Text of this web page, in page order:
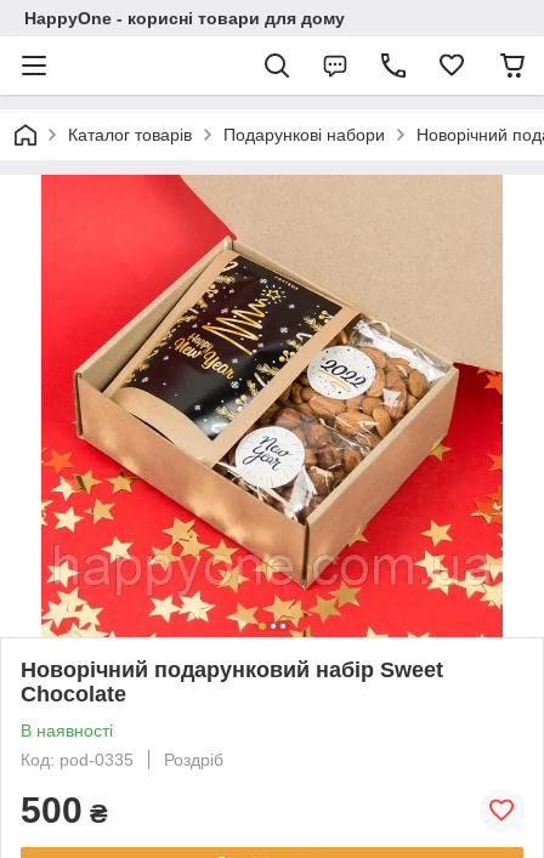
HappyOne - корисні товари для дому
Каталог товарів Подарункові набори Новорічний
Новорічний подарунковий набір Sweet
Chocolate
В наявності
Код: pod-0335
Роздріб
500 ₴